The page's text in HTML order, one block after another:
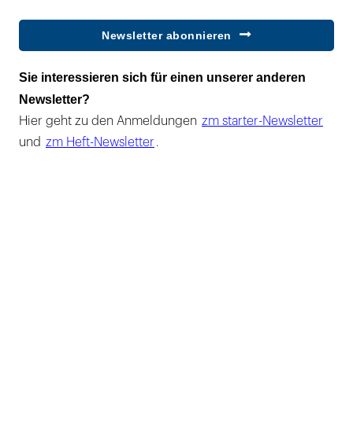
Newsletter abonnieren
Sie interessieren sich für einen unserer anderen
Newsletter?
Hier geht zu den Anmeldungen zm starter-Newsletter
und zm Heft-Newsletter .